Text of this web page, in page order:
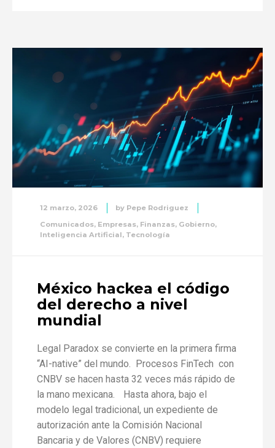
12 marzo, 2026 by Pepe Rodriguez
Comunicados, Empresas, Finanzas, Gobierno,
Inteligencia Artificial, Tecnología
México hackea el código
del derecho a nivel
mundial
Legal Paradox se convierte en la primera firma
“AI-native” del mundo. Procesos FinTech con
CNBV se hacen hasta 32 veces más rápido de
la mano mexicana. Hasta ahora, bajo el
modelo legal tradicional, un expediente de
autorización ante la Comisión Nacional
Bancaria y de Valores (CNBV) requiere